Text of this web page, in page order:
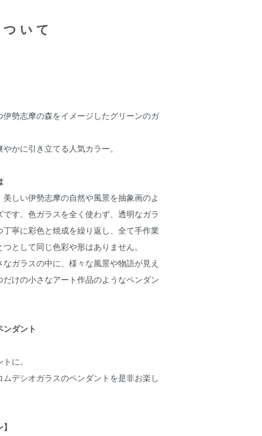
いて
勢志摩の森をイメージしたグリーンのガ
かに引き立てる人気カラー。
しい伊勢志摩の自然や風景を抽象画のよ
です。色ガラスを全く使わず、透明なガラ
丁寧に彩色と焼成を繰り返し、全て手作業
として同じ色彩や形はありません。
ガラスの中に、様々な風景や物語が見え
けの小さなアート作品のようなペンダン
ダント
に。
デシオガラスのペンダントを是非お楽し